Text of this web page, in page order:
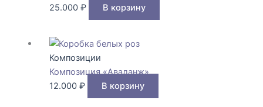
25.000 ₽ В корзину
Композиции
Композиция «Аваланж»
12.000 ₽ В корзину